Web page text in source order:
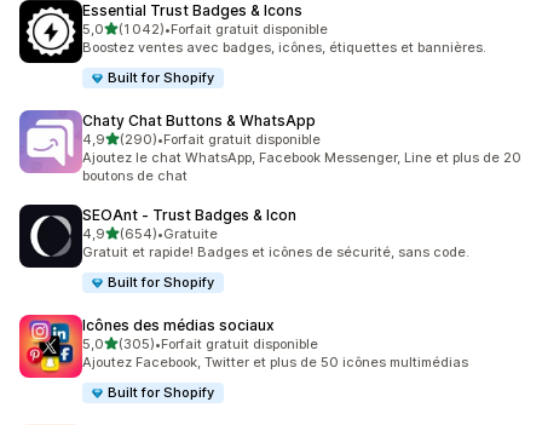
Essential Trust Badges & Icons
5,0étoile(s) sur 5
(1 042)
1042 avis au total
•Forfait gratuit disponible
Boostez ventes avec badges, icônes, étiquettes et bannières.
Built for Shopify
Chaty Chat Buttons & WhatsApp
4,9étoile(s) sur 5
(290)
290 avis au total
•Forfait gratuit disponible
Ajoutez le chat WhatsApp, Facebook Messenger, Line et plus de 20
boutons de chat
SEOAnt ‑ Trust Badges & Icon
4,9étoile(s) sur 5
(654)
654 avis au total
•Gratuite
Gratuit et rapide! Badges et icônes de sécurité, sans code.
Built for Shopify
Icônes des médias sociaux
5,0étoile(s) sur 5
(305)
305 avis au total
•Forfait gratuit disponible
Ajoutez Facebook, Twitter et plus de 50 icônes multimédias
Built for Shopify